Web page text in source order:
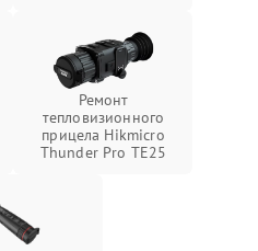
Ремонт
тепловизионного
прицела Hikmicro
Thunder Pro TE25